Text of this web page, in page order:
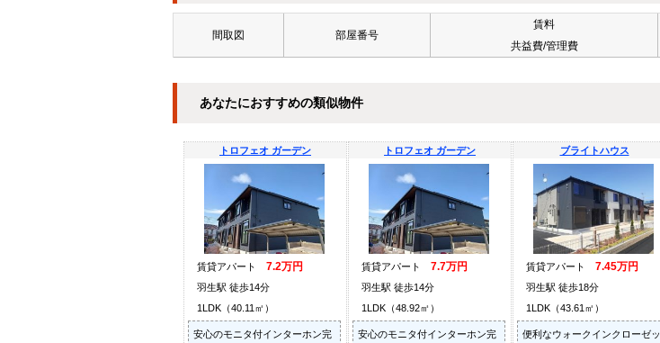
間取図 部屋番号
賃料
共益費/管理費
あなたにおすすめの類似物件
トロフェオ ガーデン
賃貸アパート 7.2万円
羽生駅 徒歩14分
1LDK（40.11㎡）
安心のモニタ付インターホン完
トロフェオ ガーデン
賃貸アパート 7.7万円
羽生駅 徒歩14分
1LDK（48.92㎡）
安心のモニタ付インターホン完
ブライトハウス
賃貸アパート 7.45万円
羽生駅 徒歩18分
1LDK（43.61㎡）
便利なウォークインクローゼッ